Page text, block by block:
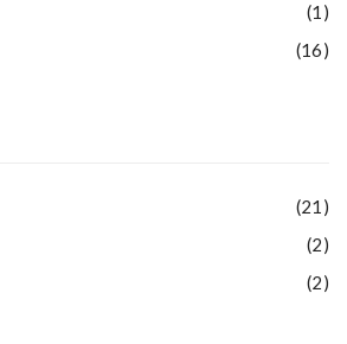
(1)
(16)
(21)
(2)
(2)